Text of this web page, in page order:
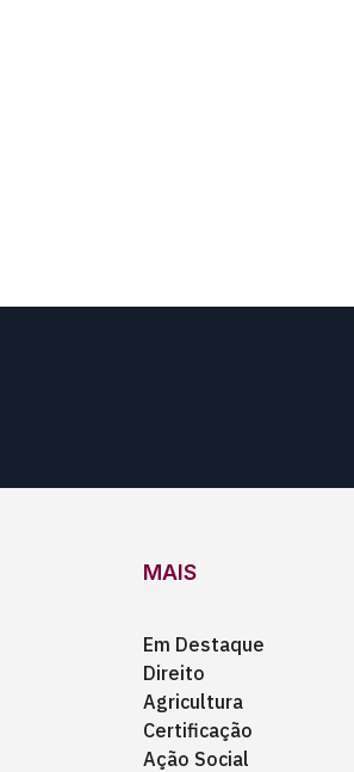
MAIS
Em Destaque
Direito
Agricultura
Certificação
Ação Social